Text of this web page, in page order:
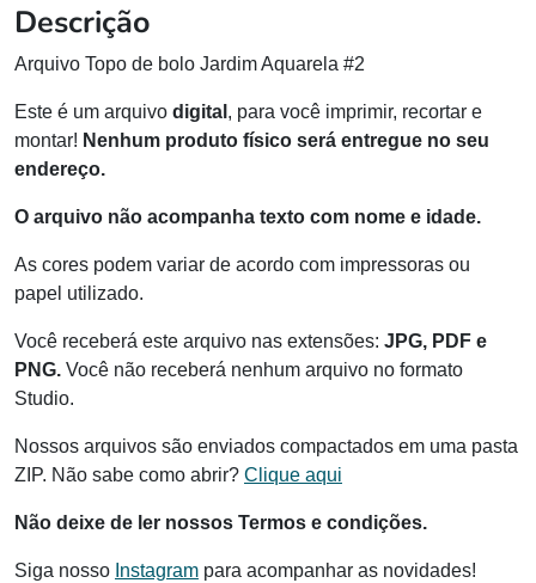
Descrição
Arquivo Topo de bolo Jardim Aquarela #2
Este é um arquivo digital , para você imprimir, recortar e
montar! Nenhum produto físico será entregue no seu
endereço.
O arquivo não acompanha texto com nome e idade.
As cores podem variar de acordo com impressoras ou
papel utilizado.
Você receberá este arquivo nas extensões: JPG, PDF e
PNG. Você não receberá nenhum arquivo no formato
Studio.
Nossos arquivos são enviados compactados em uma pasta
ZIP. Não sabe como abrir? Clique aqui
Não deixe de ler nossos Termos e condições.
Siga nosso Instagram para acompanhar as novidades!